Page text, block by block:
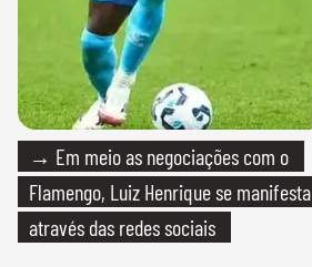
→ Em meio as negociações com o
Flamengo, Luiz Henrique se manifesta
através das redes sociais